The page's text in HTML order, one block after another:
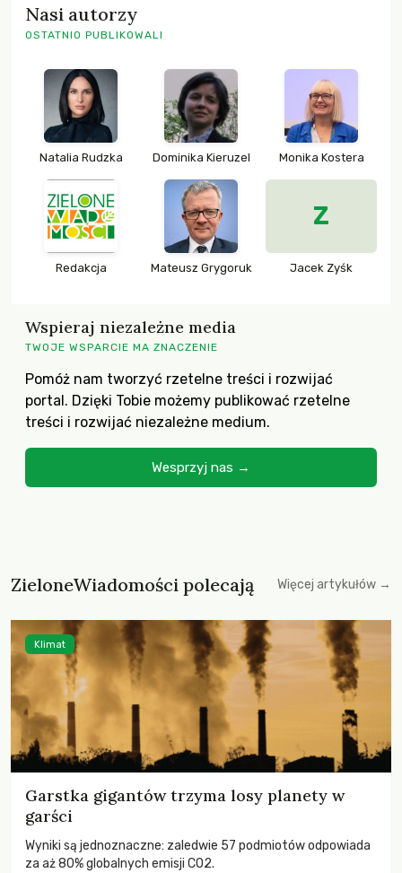
Nasi autorzy
OSTATNIO PUBLIKOWALI
Natalia Rudzka Dominika Kieruzel Monika Kostera
Redakcja Mateusz Grygoruk
Z
Jacek Zyśk
Wspieraj niezależne media
TWOJE WSPARCIE MA ZNACZENIE
Pomóż nam tworzyć rzetelne treści i rozwijać
portal. Dzięki Tobie możemy publikować rzetelne
treści i rozwijać niezależne medium.
Wesprzyj nas →
ZieloneWiadomości polecają Więcej artykułów →
Garstka gigantów trzyma losy planety w
garści
Wyniki są jednoznaczne: zaledwie 57 podmiotów odpowiada
za aż 80% globalnych emisji CO2.
Klimat